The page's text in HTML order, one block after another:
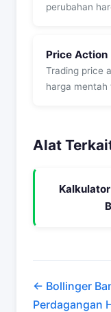
perubahan
Price Action
Trading price
harga
Alat
← Bollinger